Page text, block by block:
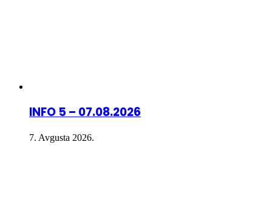
INFO 5 – 07.08.2026
7. Avgusta 2026.